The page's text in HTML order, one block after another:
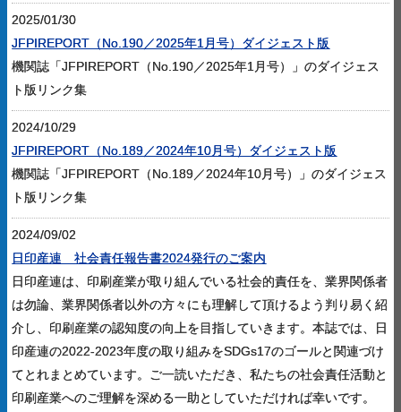
2025/01/30
JFPIREPORT（No.190／2025年1月号）ダイジェスト版
機関誌「JFPIREPORT（No.190／2025年1月号）」のダイジェス
ト版リンク集
2024/10/29
JFPIREPORT（No.189／2024年10月号）ダイジェスト版
機関誌「JFPIREPORT（No.189／2024年10月号）」のダイジェス
ト版リンク集
2024/09/02
日印産連 社会責任報告書2024発行のご案内
日印産連は、印刷産業が取り組んでいる社会的責任を、業界関係者
は勿論、業界関係者以外の方々にも理解して頂けるよう判り易く紹
介し、印刷産業の認知度の向上を目指していきます。本誌では、日
印産連の2022-2023年度の取り組みをSDGs17のゴールと関連づけ
てとれまとめています。ご一読いただき、私たちの社会責任活動と
印刷産業へのご理解を深める一助としていただければ幸いです。